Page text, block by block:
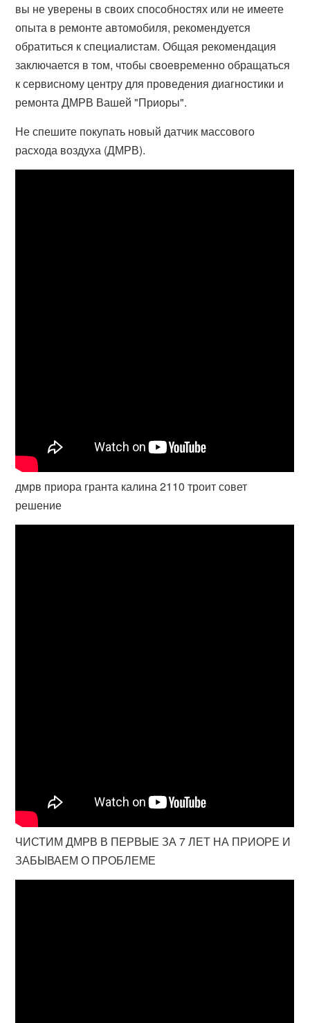
вы не уверены в своих способностях или не имеете
опыта в ремонте автомобиля, рекомендуется
обратиться к специалистам. Общая рекомендация
заключается в том, чтобы своевременно обращаться
к сервисному центру для проведения диагностики и
ремонта ДМРВ Вашей "Приоры".
Не спешите покупать новый датчик массового
расхода воздуха (ДМРВ).
дмрв приора гранта калина 2110 троит совет
решение
ЧИСТИМ ДМРВ В ПЕРВЫЕ ЗА 7 ЛЕТ НА ПРИОРЕ И
ЗАБЫВАЕМ О ПРОБЛЕМЕ